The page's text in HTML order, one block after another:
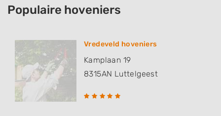
Populaire hoveniers
Vredeveld hoveniers
Kamplaan 19
8315AN Luttelgeest